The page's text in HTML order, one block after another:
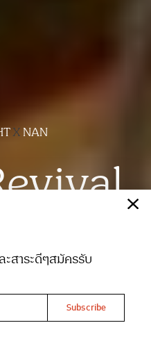
XNAN
ทธรักษา
Views 4320
สาระดีๆสมัครรับ